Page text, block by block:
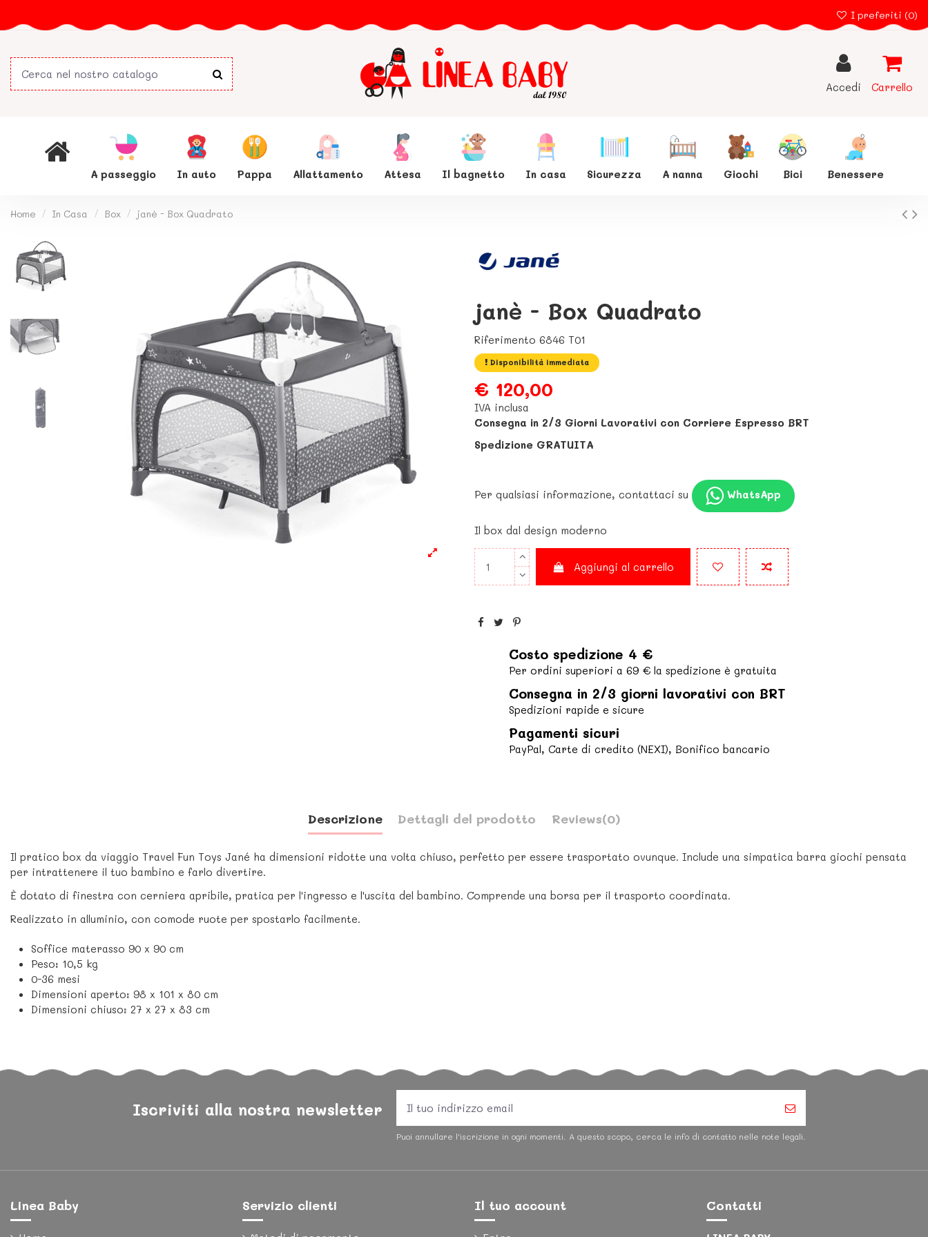
I preferiti (0)
Accedi Carrello
A passeggio In auto Pappa Allattamento Attesa Il bagnetto In casa Sicurezza A nanna Giochi Bici Benessere
Home In Casa Box janè - Box Quadrato
janè - Box Quadrato
Riferimento 6846 T01
Disponibilità immediata
€ 120,00
IVA inclusa
Consegna in 2/3 Giorni Lavorativi con Corriere Espresso BRT
Spedizione GRATUITA
Per qualsiasi informazione, contattaci su WhatsApp
Il box dal design moderno
Aggiungi al carrello
Costo spedizione 4 €
Per ordini superiori a 69 € la spedizione è gratuita
Consegna in 2/3 giorni lavorativi con BRT
Spedizioni rapide e sicure
Pagamenti sicuri
PayPal, Carte di credito (NEXI), Bonifico bancario
Descrizione Dettagli del prodotto Reviews(0)
Il pratico box da viaggio Travel Fun Toys Jané ha dimensioni ridotte una volta chiuso, perfetto per essere trasportato ovunque. Include una simpatica barra giochi pensata
per intrattenere il tuo bambino e farlo divertire.
È dotato di finestra con cerniera apribile, pratica per l'ingresso e l'uscita del bambino. Comprende una borsa per il trasporto coordinata.
Realizzato in alluminio, con comode ruote per spostarlo facilmente.
Soffice materasso 90 x 90 cm
Peso: 10,5 kg
0-36 mesi
Dimensioni aperto: 98 x 101 x 80 cm
Dimensioni chiuso: 27 x 27 x 83 cm
Iscriviti alla nostra newsletter
Puoi annullare l'iscrizione in ogni momenti. A questo scopo, cerca le info di contatto nelle note legali.
Linea Baby Servizio clienti Il tuo account Contatti